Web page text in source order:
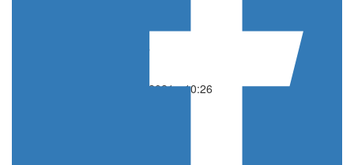
di Redazione
28 Aprile 2021 - 10:26